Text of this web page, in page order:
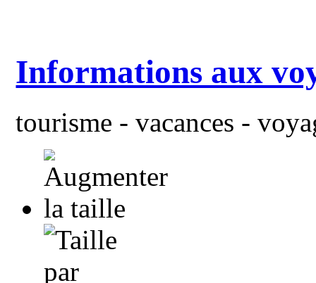
Informations aux
tourisme - vacances -